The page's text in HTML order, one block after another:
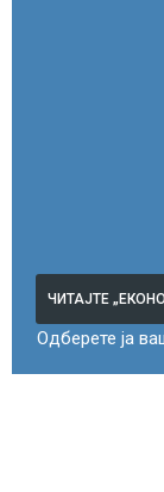
ЧИТАЈТЕ
Одберете ја